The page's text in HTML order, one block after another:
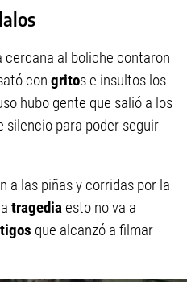
cercana al boliche contaron
con gritos e insultos los
hubo gente que salió a los
silencio para poder seguir
a las piñas y corridas por la
tragedia esto no va a
que alcanzó a filmar